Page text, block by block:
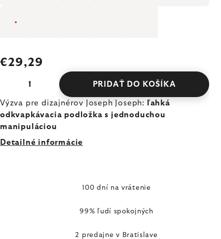
€29,29
PRIDAŤ DO KOŠÍKA
Výzva pre dizajnérov Joseph Joseph:
ľahká
odkvapkávacia podložka s jednoduchou
manipuláciou
Detailné informácie
100 dní na vrátenie
99% ľudí spokojných
2 predajne v Bratislave